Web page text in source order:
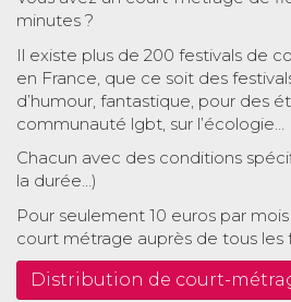
minutes ?
Il existe plus de 200 festivals de
en France, que ce soit des
d’humour, fantastique, pour des
communauté lgbt, sur l’écologie…
Chacun avec des conditions
la durée…)
Pour seulement 10 euros par
court métrage auprès de tous les
Distribution de court-